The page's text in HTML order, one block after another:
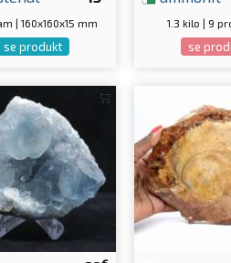
| 160x160x15 mm
se produkt
1.3 kilo | 9
se